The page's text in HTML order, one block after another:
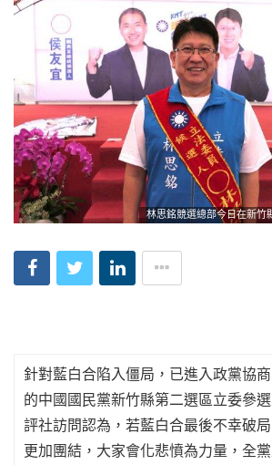
林思銘競選總部今日在新竹
針對藍白合陷入僵局，已進入政黨協
的中國國民黨新竹縣第二選區立委參
評社訪問認為，若藍白合最後不幸破
更加團結，大家會化悲憤為力量，全